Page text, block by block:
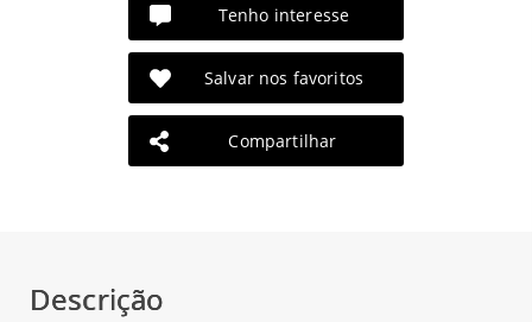
Tenho interesse
Salvar nos favoritos
Compartilhar
Descrição